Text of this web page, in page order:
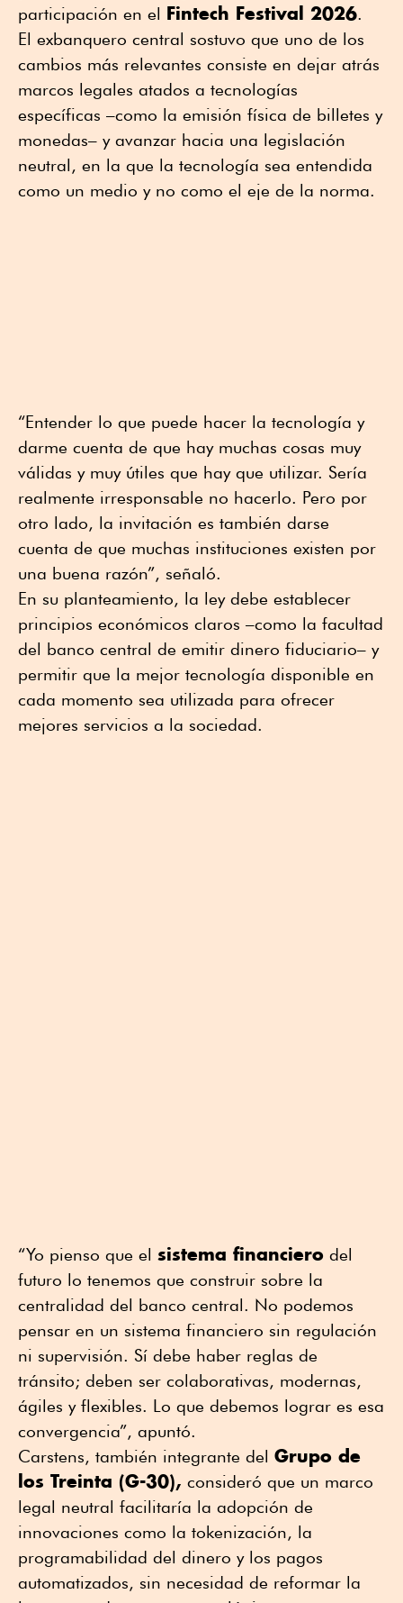
participación en el Fintech Festival 2026.
El exbanquero central sostuvo que uno de los
cambios más relevantes consiste en dejar atrás
marcos legales atados a tecnologías
específicas –como la emisión física de billetes y
monedas– y avanzar hacia una legislación
neutral, en la que la tecnología sea entendida
como un medio y no como el eje de la norma.
“Entender lo que puede hacer la tecnología y
darme cuenta de que hay muchas cosas muy
válidas y muy útiles que hay que utilizar. Sería
realmente irresponsable no hacerlo. Pero por
otro lado, la invitación es también darse
cuenta de que muchas instituciones existen por
una buena razón”, señaló.
En su planteamiento, la ley debe establecer
principios económicos claros –como la facultad
del banco central de emitir dinero fiduciario– y
permitir que la mejor tecnología disponible en
cada momento sea utilizada para ofrecer
mejores servicios a la sociedad.
“Yo pienso que el sistema financiero del
futuro lo tenemos que construir sobre la
centralidad del banco central. No podemos
pensar en un sistema financiero sin regulación
ni supervisión. Sí debe haber reglas de
tránsito; deben ser colaborativas, modernas,
ágiles y flexibles. Lo que debemos lograr es esa
convergencia”, apuntó.
Carstens, también integrante del Grupo de
los Treinta (G-30), consideró que un marco
legal neutral facilitaría la adopción de
innovaciones como la tokenización, la
programabilidad del dinero y los pagos
automatizados, sin necesidad de reformar la